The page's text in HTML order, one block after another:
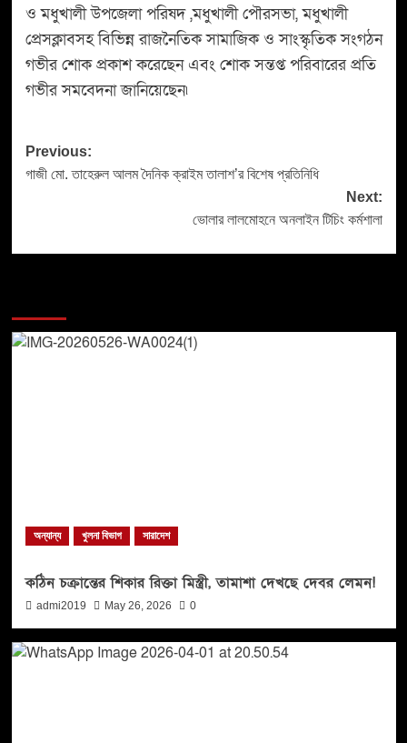
ও মধুখালী উপজেলা পরিষদ ,মধুখালী পৌরসভা, মধুখালী
প্রেসক্লাবসহ বিভিন্ন রাজনৈতিক সামাজিক ও সাংস্কৃতিক সংগঠন
গভীর শোক প্রকাশ করেছেন এবং শোক সন্তপ্ত পরিবারের প্রতি
গভীর সমবেদনা জানিয়েছেন৷
Previous:
গাজী মো. তাহেরুল আলম দৈনিক ক্রাইম তালাশ’র বিশেষ প্রতিনিধি
Next:
ভোলার লালমোহনে অনলাইন টিচিং কর্মশালা
অন্যান্য খুলনা বিভাগ সারাদেশ
কঠিন চক্রান্তের শিকার রিক্তা মিস্ত্রী, তামাশা দেখছে দেবর লেমন!
admi2019 May 26, 2026 0